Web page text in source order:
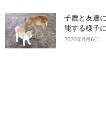
子鹿と友達
能する様子
2026年8月6日